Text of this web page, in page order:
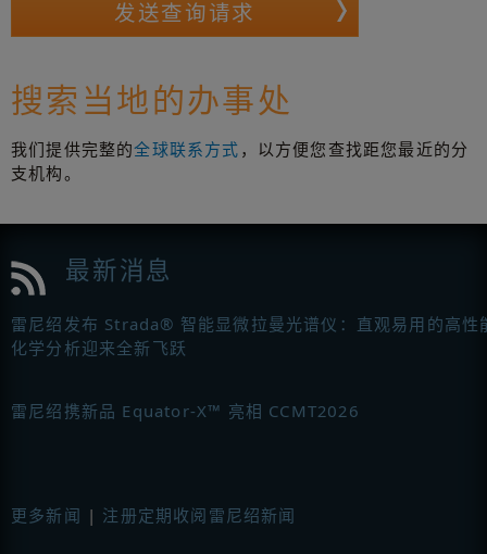
搜索当地的办事处
我们提供完整的全球联系方式 ，以方便您查找距您最近的分
支机构。
最新消息
雷尼绍发布 Strada® 智能显微拉曼光谱仪：直观易用的高性
化学分析迎来全新飞跃
雷尼绍携新品 Equator-X™ 亮相 CCMT2026
更多新闻 | 注册定期收阅雷尼绍新闻